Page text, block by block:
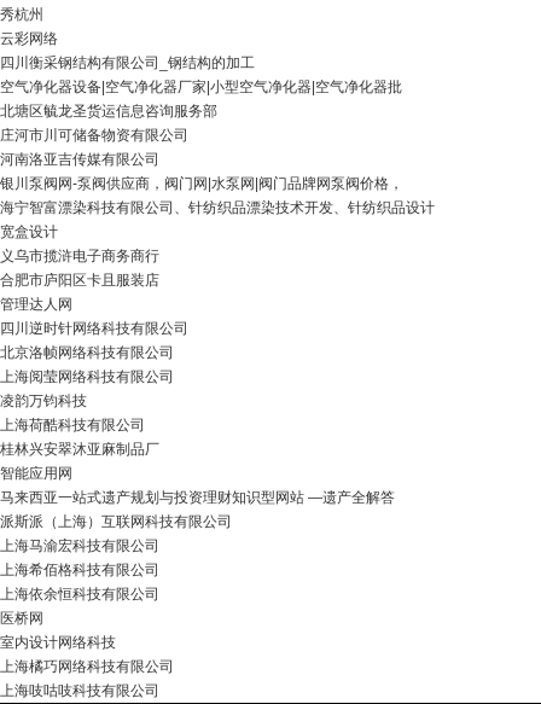
秀杭州
云彩网络
四川衡采钢结构有限公司_钢结构的加工
空气净化器设备|空气净化器厂家|小型空气净化器|空气净化器批
北塘区毓龙圣货运信息咨询服务部
庄河市川可储备物资有限公司
河南洛亚吉传媒有限公司
银川泵阀网-泵阀供应商，阀门网|水泵网|阀门品牌网泵阀价格，
海宁智富漂染科技有限公司、针纺织品漂染技术开发、针纺织品设计
宽盒设计
义乌市揽浒电子商务商行
合肥市庐阳区卡且服装店
管理达人网
四川逆时针网络科技有限公司
北京洛帧网络科技有限公司
上海阅莹网络科技有限公司
凌韵万钧科技
上海荷酷科技有限公司
桂林兴安翠沐亚麻制品厂
智能应用网
马来西亚一站式遗产规划与投资理财知识型网站 —遗产全解答
派斯派（上海）互联网科技有限公司
上海马渝宏科技有限公司
上海希佰格科技有限公司
上海依余恒科技有限公司
医桥网
室内设计网络科技
上海橘巧网络科技有限公司
上海吱咕吱科技有限公司